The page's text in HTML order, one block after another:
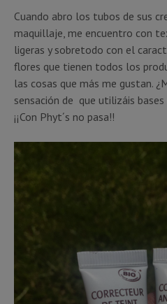
Cuando abro los tubos de sus
maquillaje, me encuentro con
ligeras y sobretodo con el
flores que tienen todos los
las cosas que más me gustan.
sensación de que utilizáis
¡¡Con Phyt´s no pasa!!